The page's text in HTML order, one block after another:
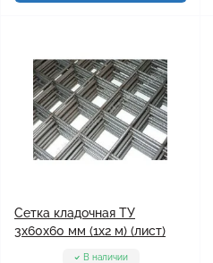
Сетка кладочная ТУ
3x60x60 мм (1x2 м) (лист)
В наличии